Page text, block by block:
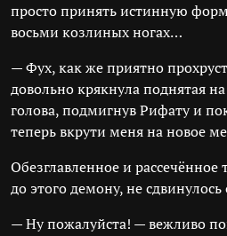
просто принять истинную
восьми козлиных ногах…
— Фух, как же приятно
довольно крякнула поднятая
голова, подмигнув Рифату и
теперь вкрути меня на новое
Обезглавленное и
до этого демону, не сдвинулось
— Ну пожалуйста! — вежливо